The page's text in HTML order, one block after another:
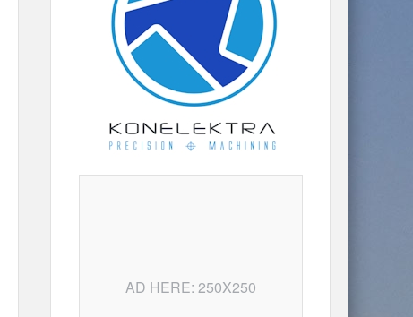
AD HERE: 250X250